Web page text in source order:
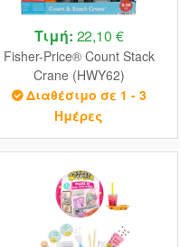
Τιμή: 22,10 €
Fisher-Price® Count Stack
Crane (HWY62)
Διαθέσιμο σε 1 - 3
Ημέρες